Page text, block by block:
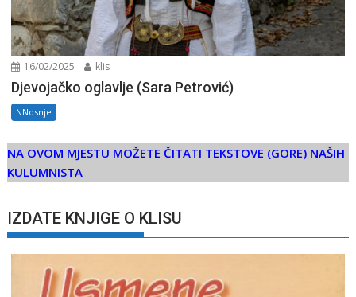
16/02/2025 klis
Djevojačko oglavlje (Sara Petrović)
NNosnje
NA OVOM MJESTU MOŽETE ČITATI TEKSTOVE (GORE) NAŠIH
KULUMNISTA
IZDATE KNJIGE O KLISU